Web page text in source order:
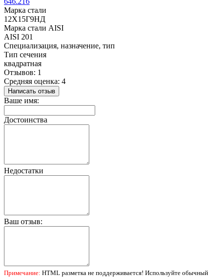
Марка стали
12Х15Г9НД
Марка стали AISI
AISI 201
Специализация, назначение, тип
Тип сечения
квадратная
Отзывов: 1
Средняя оценка: 4
Написать отзыв
Ваше имя:
Достоинства
Недостатки
Ваш отзыв:
Примечание: HTML разметка не поддерживается! Используйте обычный